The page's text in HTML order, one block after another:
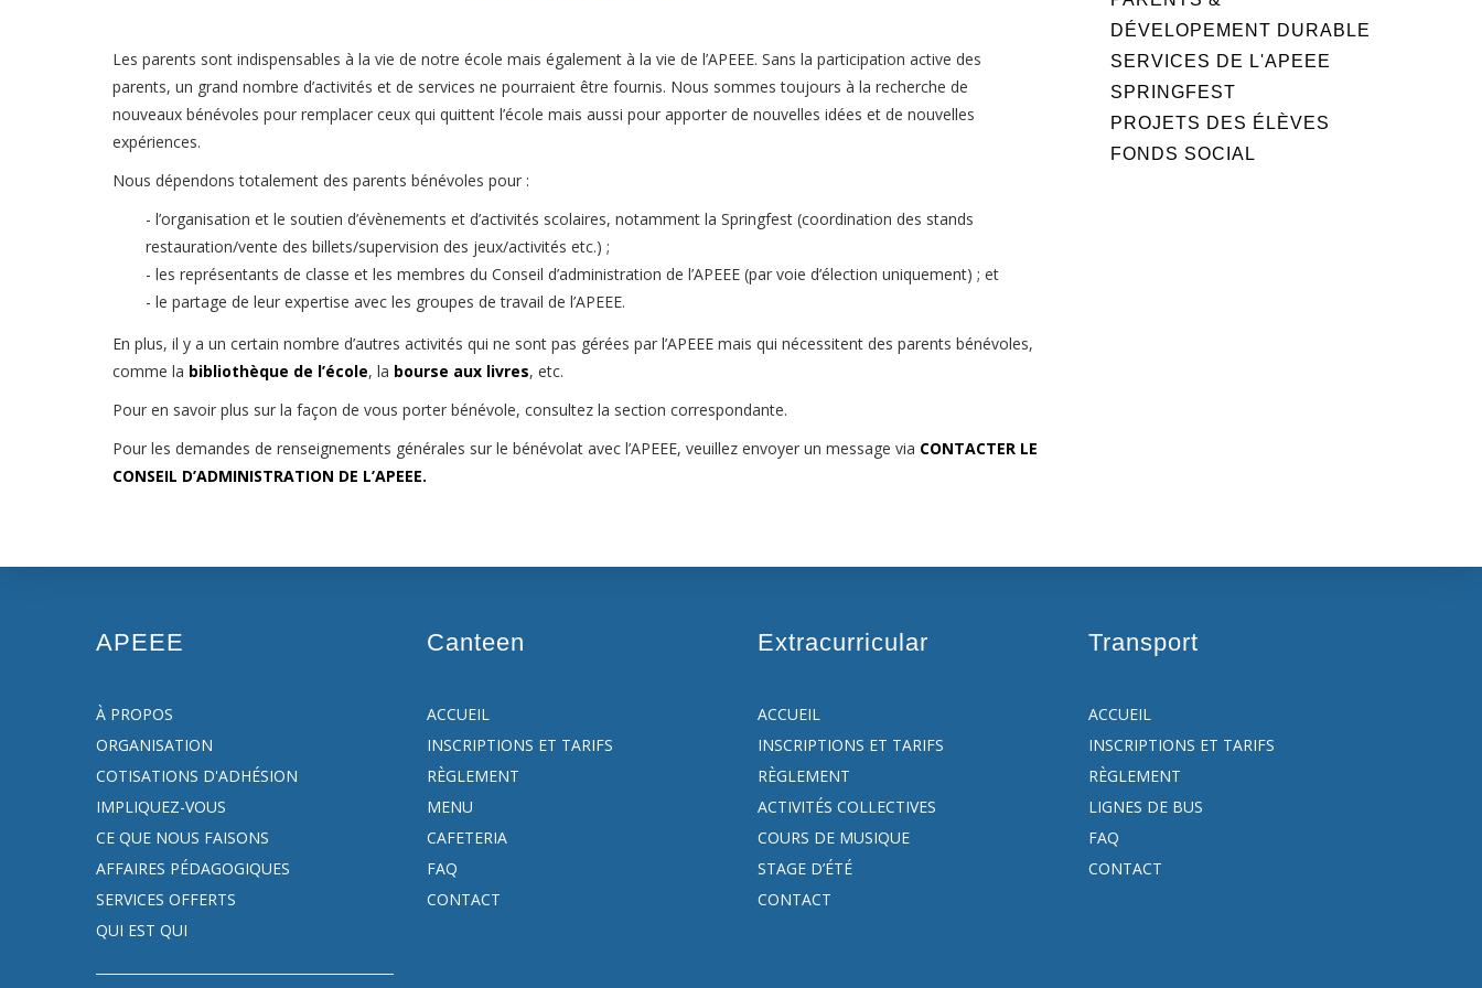
Les parents sont indispensables à la vie de notre école mais également à la vie de l’APEEE. Sans la participation active des
parents, un grand nombre d’activités et de services ne pourraient être fournis. Nous sommes toujours à la recherche de
nouveaux bénévoles pour remplacer ceux qui quittent l’école mais aussi pour apporter de nouvelles idées et de nouvelles
expériences.
Nous dépendons totalement des parents bénévoles pour :
- l’organisation et le soutien d’évènements et d’activités scolaires, notamment la Springfest (coordination des stands
restauration/vente des billets/supervision des jeux/activités etc.) ;
- les représentants de classe et les membres du Conseil d’administration de l’APEEE (par voie d’élection uniquement) ; et
- le partage de leur expertise avec les groupes de travail de l’APEEE.
En plus, il y a un certain nombre d’autres activités qui ne sont pas gérées par l’APEEE mais qui nécessitent des parents bénévoles,
comme la bibliothèque de l’école, la bourse aux livres, etc.
Pour en savoir plus sur la façon de vous porter bénévole, consultez la section correspondante.
Pour les demandes de renseignements générales sur le bénévolat avec l’APEEE, veuillez envoyer un message via CONTACTER LE
CONSEIL D’ADMINISTRATION DE L’APEEE.
DÉVELOPEMENT DURABLE
SERVICES DE L'APEEE
SPRINGFEST
PROJETS DES ÉLÈVES
FONDS SOCIAL
APEEE
À PROPOS
ORGANISATION
COTISATIONS D'ADHÉSION
IMPLIQUEZ-VOUS
CE QUE NOUS FAISONS
AFFAIRES PÉDAGOGIQUES
SERVICES OFFERTS
QUI EST QUI
Canteen
ACCUEIL
INSCRIPTIONS ET TARIFS
RÈGLEMENT
MENU
CAFETERIA
FAQ
CONTACT
Extracurricular
ACCUEIL
INSCRIPTIONS ET TARIFS
RÈGLEMENT
ACTIVITÉS COLLECTIVES
COURS DE MUSIQUE
STAGE D’ÉTÉ
CONTACT
Transport
ACCUEIL
INSCRIPTIONS ET TARIFS
RÈGLEMENT
LIGNES DE BUS
FAQ
CONTACT